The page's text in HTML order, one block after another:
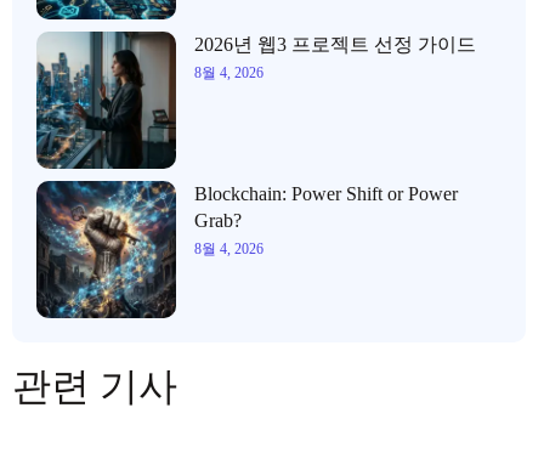
2026년 웹3 프로젝트 선정 가이드
8월 4, 2026
Blockchain: Power Shift or Power
Grab?
8월 4, 2026
관련 기사